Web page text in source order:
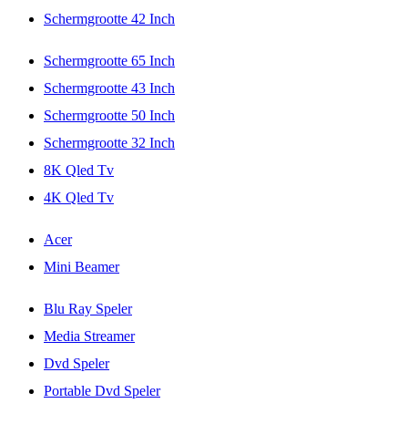
Schermgrootte 42 Inch
Schermgrootte 65 Inch
Schermgrootte 43 Inch
Schermgrootte 50 Inch
Schermgrootte 32 Inch
8K Qled Tv
4K Qled Tv
Acer
Mini Beamer
Blu Ray Speler
Media Streamer
Dvd Speler
Portable Dvd Speler